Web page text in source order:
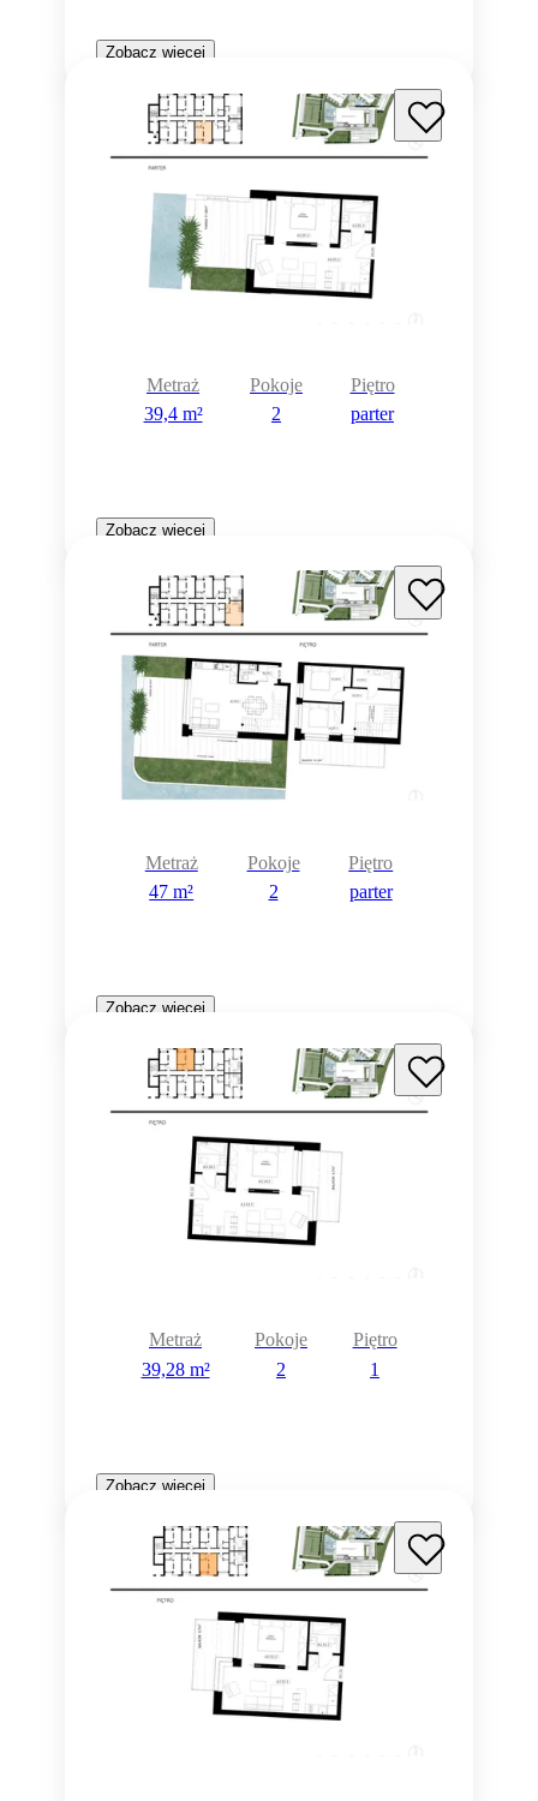
Zobacz więcej
Metraż
39,4 m²
Pokoje
2
Piętro
parter
Zobacz więcej
Metraż
47 m²
Pokoje
2
Piętro
parter
Zobacz więcej
Metraż
39,28 m²
Pokoje
2
Piętro
1
Zobacz więcej